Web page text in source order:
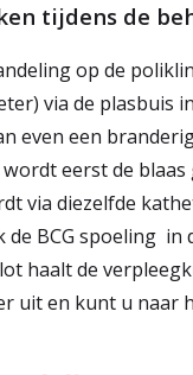
tijdens de
op de
via de plasbuis
even een
eerst de blaas
via diezelfde
BCG spoeling in
haalt de
uit en kunt u naar